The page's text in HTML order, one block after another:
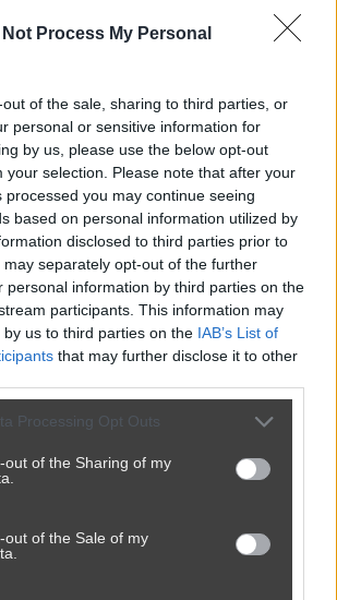
Not Process My Personal
of the sale, sharing to third parties, or
personal or sensitive information for
by us, please use the below opt-out
your selection. Please note that after your
processed you may continue seeing
based on personal information utilized by
disclosed to third parties prior to
separately opt-out of the further
personal information by third parties on the
participants. This information may
us to third parties on the IAB’s List of
that may further disclose it to other
Processing Opt Outs
out of the Sharing of my
out of the Sale of my
być
Inne